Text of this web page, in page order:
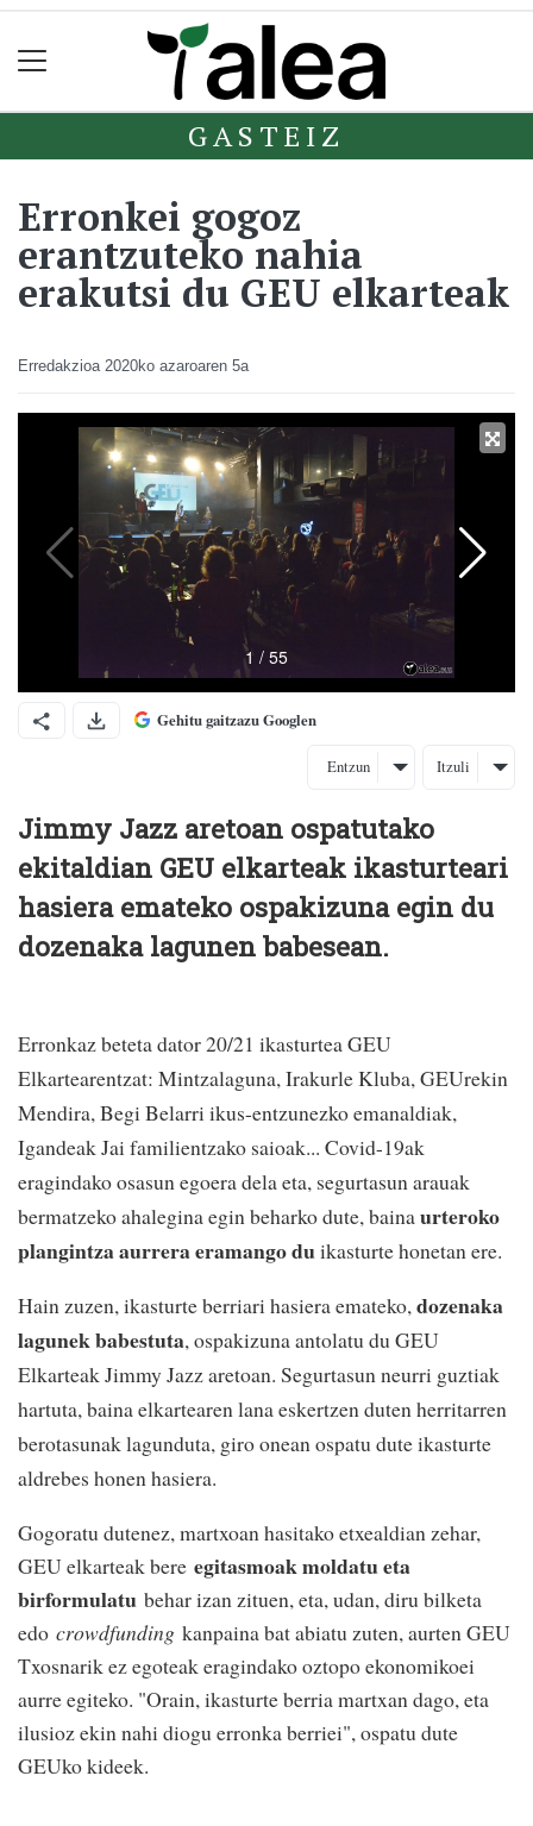
GASTEIZ
Erronkei gogoz
erantzuteko nahia
erakutsi du GEU elkarteak
Erredakzioa 2020ko azaroaren 5a
Gehitu gaitzazu Googlen
Entzun Itzuli
Jimmy Jazz aretoan ospatutako
ekitaldian GEU elkarteak ikasturteari
hasiera emateko ospakizuna egin du
dozenaka lagunen babesean.
Erronkaz beteta dator 20/21 ikasturtea GEU
Elkartearentzat: Mintzalaguna, Irakurle Kluba, GEUrekin
Mendira, Begi Belarri ikus-entzunezko emanaldiak,
Igandeak Jai familientzako saioak... Covid-19ak
eragindako osasun egoera dela eta, segurtasun arauak
bermatzeko ahalegina egin beharko dute, bainaurteroko
plangintza aurrera eramango duikasturte honetan ere.
Hain zuzen, ikasturte berriari hasiera emateko,dozenaka
lagunek babestuta, ospakizuna antolatu du GEU
Elkarteak Jimmy Jazz aretoan. Segurtasun neurri guztiak
hartuta, baina elkartearen lana eskertzen duten herritarren
berotasunak lagunduta, giro onean ospatu dute ikasturte
aldrebes honen hasiera.
Gogoratu dutenez, martxoan hasitako etxealdian zehar,
GEU elkarteak bere egitasmoak moldatu eta
birformulatu behar izan zituen, eta, udan, diru bilketa
edo crowdfunding kanpaina bat abiatu zuten, aurten GEU
Txosnarik ez egoteak eragindako oztopo ekonomikoei
aurre egiteko. "Orain, ikasturte berria martxan dago, eta
ilusioz ekin nahi diogu erronka berriei", ospatu dute
GEUko kideek.